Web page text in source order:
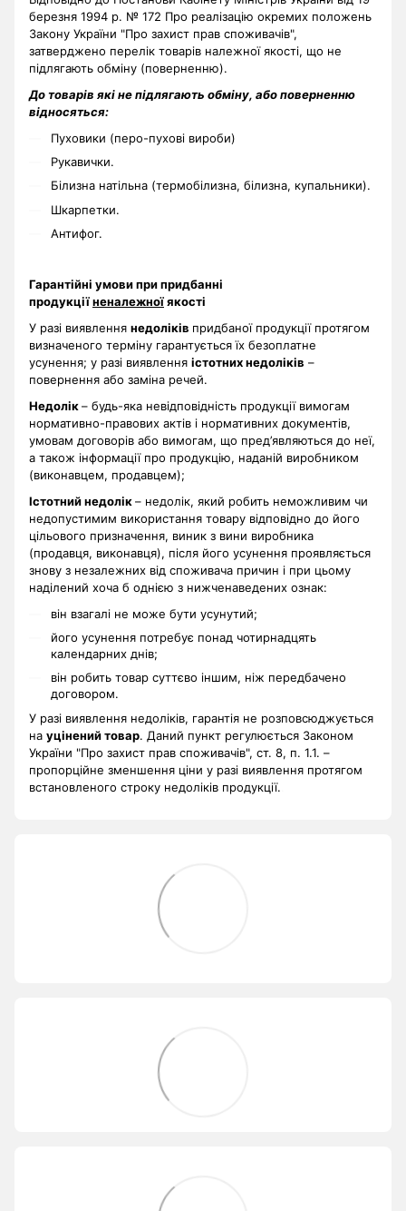
березня 1994 р. № 172 Про реалізацію окремих положень
Закону України "Про захист прав споживачів",
затверджено перелік товарів належної якості, що не
підлягають обміну (поверненню).
До товарів які не підлягають обміну, або поверненню
відносяться:
Пуховики (перо-пухові вироби)
Рукавички.
Білизна натільна (термобілизна, білизна, купальники).
Шкарпетки.
Антифог.
Гарантійні умови при придбанні
продукціїненалежноїякості
У разі виявлення недоліків придбаної продукції протягом
визначеного терміну гарантується їх безоплатне
усунення; у разі виявлення істотних недоліків –
повернення або заміна речей.
Недолік– будь-яка невідповідність продукції вимогам
нормативно-правових актів і нормативних документів,
умовам договорів або вимогам, що пред’являються до неї,
а також інформації про продукцію, наданій виробником
(виконавцем, продавцем);
Істотний недолік– недолік, який робить неможливим чи
недопустимим використання товару відповідно до його
цільового призначення, виник з вини виробника
(продавця, виконавця), після його усунення проявляється
знову з незалежних від споживача причин і при цьому
наділений хоча б однією з нижченаведених ознак:
він взагалі не може бути усунутий;
його усунення потребує понад чотирнадцять
календарних днів;
він робить товар суттєво іншим, ніж передбачено
договором.
У разі виявлення недоліків, гарантія не розповсюджується
на уцінений товар. Даний пункт регулюється Законом
України "Про захист прав споживачів", ст. 8, п. 1.1. –
пропорційне зменшення ціни у разі виявлення протягом
встановленого строку недоліків продукції.